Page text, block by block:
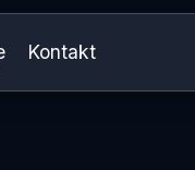
Kontakt